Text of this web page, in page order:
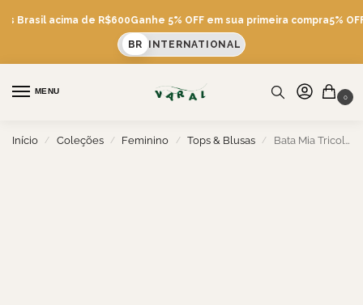
Brasil acima de R$600Ganhe 5% OFF em sua primeira compra5%
BR INTERNATIONAL
MENU
0
Início / Coleções / Feminino / Tops & Blusas / Bata Mia Tricoline Listras